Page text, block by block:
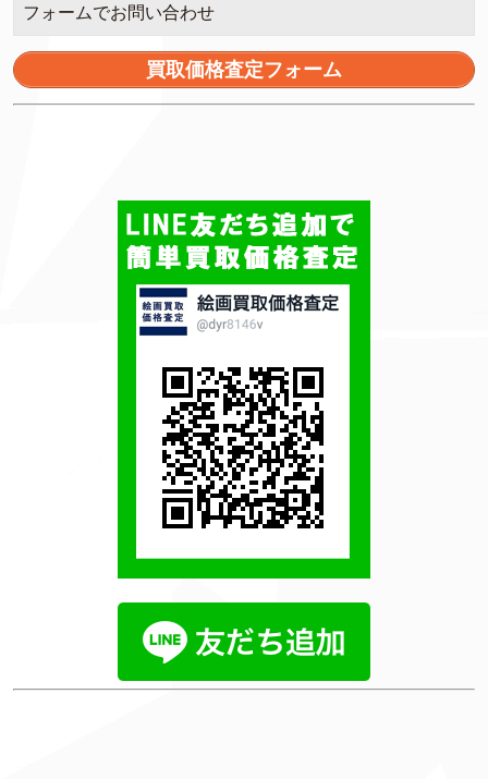
フォームでお問い合わせ
買取価格査定フォーム